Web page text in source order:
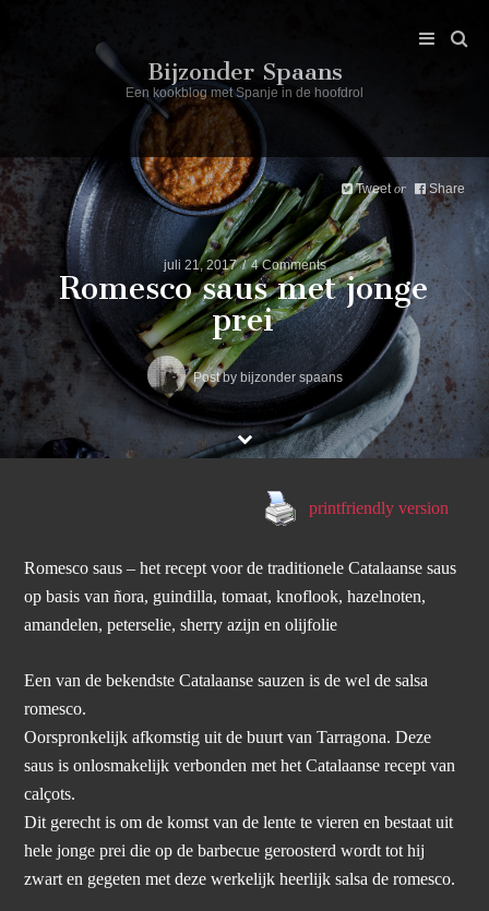
Bijzonder Spaans
Een kookblog met Spanje in de hoofdrol
juli 21, 2017 4 Comments
Romesco saus met jonge
prei
Tweet or Share
Post by bijzonder spaans
printfriendly version
Romesco saus – het recept voor de traditionele Catalaanse saus
op basis van ñora, guindilla, tomaat, knoflook, hazelnoten,
amandelen, peterselie, sherry azijn en olijfolie
Een van de bekendste Catalaanse sauzen is de wel de salsa
romesco.
Oorspronkelijk afkomstig uit de buurt van Tarragona. Deze
saus is onlosmakelijk verbonden met het Catalaanse recept van
calçots.
Dit gerecht is om de komst van de lente te vieren en bestaat uit
hele jonge prei die op de barbecue geroosterd wordt tot hij
zwart en gegeten met deze werkelijk heerlijk salsa de romesco.